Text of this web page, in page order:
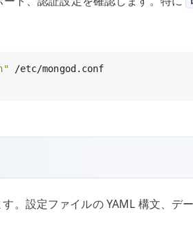
/etc/mongod.conf
。設定ファイルの YAML 構文、デ